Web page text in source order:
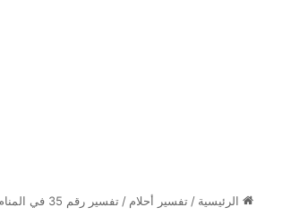
الرئيسية / تفسير أحلام / تفسير رقم 35 في المنام للعزباء